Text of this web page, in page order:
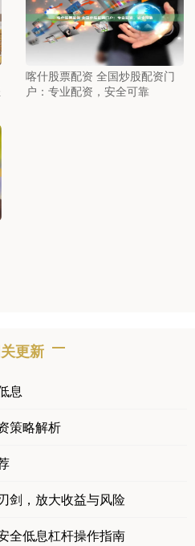
喀什股票配资 全国炒股配资门
户：专业配资，安全可靠
更新
息
策略解析
剑，放大收益与风险
全低息杠杆操作指南